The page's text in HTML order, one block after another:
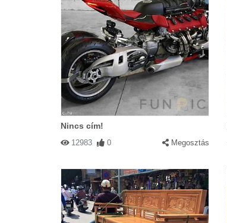
Nincs cím!
12983 0 Megosztás